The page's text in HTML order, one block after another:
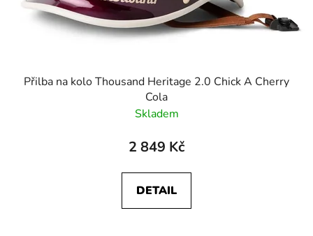
Přilba na kolo Thousand Heritage 2.0 Chick A Cherry
Cola
Skladem
2 849 Kč
DETAIL